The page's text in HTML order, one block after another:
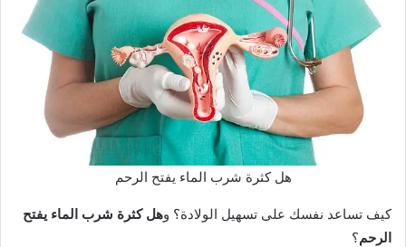
هل كثرة شرب الماء يفتح الرحم
كيف تساعد نفسك على تسهيل الولادة؟ وهل كثرة شرب الماء يفتح
الرحم؟